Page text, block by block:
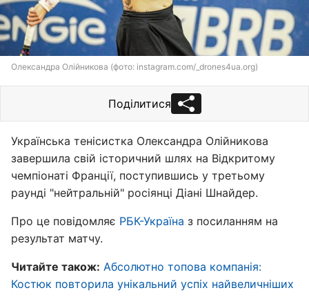
Олександра Олійникова (фото: instagram.com/_drones4ua.org)
Поділитися
Українська тенісистка Олександра Олійникова
завершила свій історичний шлях на Відкритому
чемпіонаті Франції, поступившись у третьому
раунді "нейтральній" росіянці Діані Шнайдер.
Про це повідомляє РБК-Україна з посиланням на
результат матчу.
Читайте також: Абсолютно топова компанія:
Костюк повторила унікальний успіх найвеличніших